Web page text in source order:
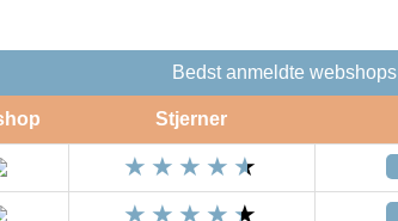
Bedst anmeldte webshops
Stjerner